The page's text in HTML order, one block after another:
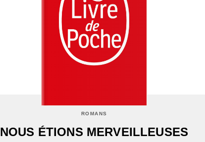
ROMANS
NOUS ÉTIONS MERVEILLEUSES